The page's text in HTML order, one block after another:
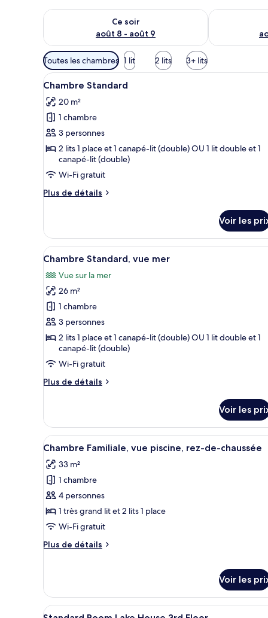
Ce soir
août 8 - août 9
Vérifier la disponibilité pour ce soir août 8 - août 9
Vérifier la
Filtres
disponibles
pour
les
chambres
Toutes les chambres 1 lit 2 lits 3+ lits
Afficher
toutes
les
photos
pour
ce
type
de
chambre :
Une chambre d’hôtel avec
5
Chambre Standard
20 m²
1 chambre
3 personnes
2 lits 1 place et 1 canapé-lit (double) OU 1 lit double et 1
canapé-lit (double)
Wi-Fi gratuit
Plus de détails
Plus
le
type
de
Chambre
Standard
Voir les
Afficher
toutes
les
photos
pour
ce
type
chambre :
Chambre
Standard,
mer
Une chambre d’hôtel avec
6
Chambre Standard, vue mer
Vue sur la mer
26 m²
1 chambre
3 personnes
2 lits 1 place et 1 canapé-lit (double) OU 1 lit double et 1
canapé-lit (double)
Wi-Fi gratuit
Plus de détails
Plus
le
type
de
Chambre
Standard,
vue
mer
Voir les
Afficher
toutes
les
photos
pour
ce
type
chambre :
vue
piscine,
Une chambre d’hôtel avec
4
Chambre Familiale, vue piscine, rez-de-chaussée
33 m²
1 chambre
4 personnes
1 très grand lit et 2 lits 1 place
Wi-Fi gratuit
Plus de détails
Plus
type
de
Voir les
Afficher
Une chambre d’hôtel
3